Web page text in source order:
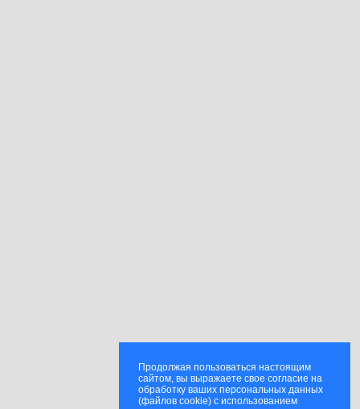
Продолжая пользоваться настоящим
сайтом, вы выражаете свое согласие на
обработку ваших персональных данных
(файлов cookie) с использованием